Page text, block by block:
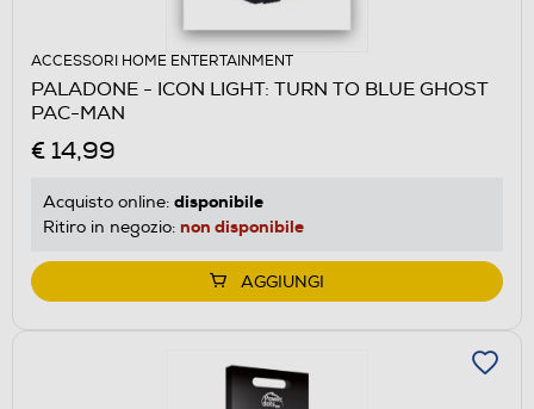
ACCESSORI HOME ENTERTAINMENT
PALADONE - ICON LIGHT: TURN TO BLUE GHOST
PAC-MAN
€ 14,99
Acquisto online: disponibile
Ritiro in negozio: non disponibile
AGGIUNGI